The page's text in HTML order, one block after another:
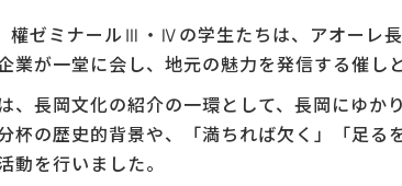
權ゼミナールⅢ・Ⅳの学生たちは、アオーレ
業が一堂に会し、地元の魅力を発信する催し
、長岡文化の紹介の一環として、長岡にゆ
杯の歴史的背景や、「満ちれば欠く」「足
動を行いました。